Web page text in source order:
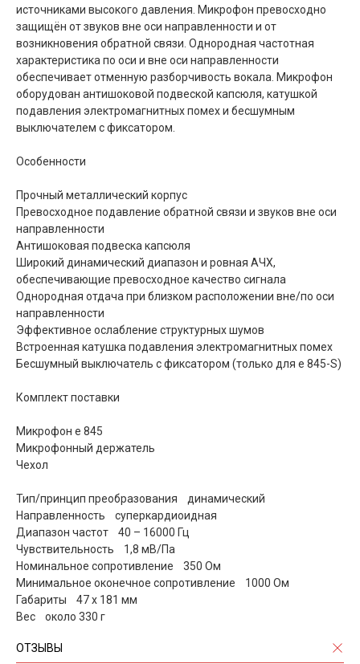
источниками высокого давления. Микрофон превосходно
защищён от звуков вне оси направленности и от
возникновения обратной связи. Однородная частотная
характеристика по оси и вне оси направленности
обеспечивает отменную разборчивость вокала. Микрофон
оборудован антишоковой подвеской капсюля, катушкой
подавления электромагнитных помех и бесшумным
выключателем с фиксатором.
Особенности
Прочный металлический корпус
Превосходное подавление обратной связи и звуков вне оси
направленности
Антишоковая подвеска капсюля
Широкий динамический диапазон и ровная АЧХ,
обеспечивающие превосходное качество сигнала
Однородная отдача при близком расположении вне/по оси
направленности
Эффективное ослабление структурных шумов
Встроенная катушка подавления электромагнитных помех
Бесшумный выключатель с фиксатором (только для e 845-S)
Комплект поставки
Микрофон е 845
Микрофонный держатель
Чехол
Тип/принцип преобразования динамический
Направленность суперкардиоидная
Диапазон частот 40 – 16000 Гц
Чувствительность 1,8 мВ/Па
Номинальное сопротивление 350 Ом
Минимальное оконечное сопротивление 1000 Ом
Габариты 47 х 181 мм
Вес около 330 г
ОТЗЫВЫ